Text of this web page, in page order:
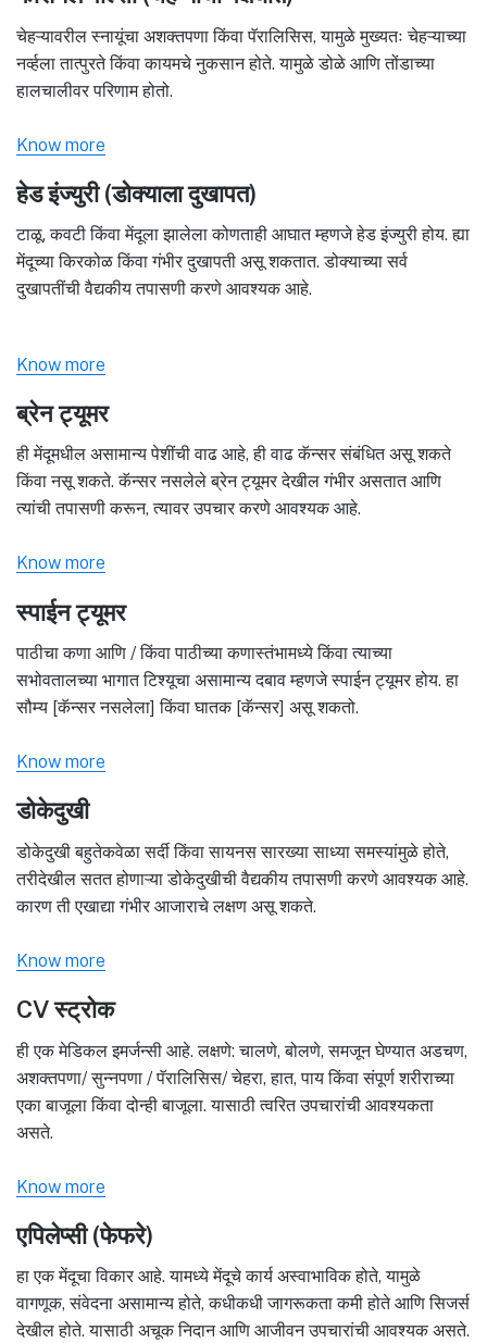
चेहऱ्यावरील स्नायूंचा अशक्तपणा किंवा पॅरालिसिस, यामुळे मुख्यतः चेहऱ्याच्या
नर्व्हला तात्पुरते किंवा कायमचे नुकसान होते. यामुळे डोळे आणि तोंडाच्या
हालचालीवर परिणाम होतो.
Know more
हेड इंज्युरी (डोक्याला दुखापत)
टाळू, कवटी किंवा मेंदूला झालेला कोणताही आघात म्हणजे हेड इंज्युरी होय. ह्या
मेंदूच्या किरकोळ किंवा गंभीर दुखापती असू शकतात. डोक्याच्या सर्व
दुखापतींची वैद्यकीय तपासणी करणे आवश्यक आहे.
Know more
ब्रेन ट्यूमर
ही मेंदूमधील असामान्य पेशींची वाढ आहे, ही वाढ कॅन्सर संबंधित असू शकते
किंवा नसू शकते. कॅन्सर नसलेले ब्रेन ट्यूमर देखील गंभीर असतात आणि
त्यांची तपासणी करून, त्यावर उपचार करणे आवश्यक आहे.
Know more
स्पाईन ट्यूमर
पाठीचा कणा आणि / किंवा पाठीच्या कणास्तंभामध्ये किंवा त्याच्या
सभोवतालच्या भागात टिश्यूचा असामान्य दबाव म्हणजे स्पाईन ट्यूमर होय. हा
सौम्य [कॅन्सर नसलेला] किंवा घातक [कॅन्सर] असू शकतो.
Know more
डोकेदुखी
डोकेदुखी बहुतेकवेळा सर्दी किंवा सायनस सारख्या साध्या समस्यांमुळे होते,
तरीदेखील सतत होणाऱ्या डोकेदुखीची वैद्यकीय तपासणी करणे आवश्यक आहे.
कारण ती एखाद्या गंभीर आजाराचे लक्षण असू शकते.
Know more
CV स्ट्रोक
ही एक मेडिकल इमर्जन्सी आहे. लक्षणे: चालणे, बोलणे, समजून घेण्यात अडचण,
अशक्तपणा/ सुन्नपणा / पॅरालिसिस/ चेहरा, हात, पाय किंवा संपूर्ण शरीराच्या
एका बाजूला किंवा दोन्ही बाजूला. यासाठी त्वरित उपचारांची आवश्यकता
असते.
Know more
एपिलेप्सी (फेफरे)
हा एक मेंदूचा विकार आहे. यामध्ये मेंदूचे कार्य अस्वाभाविक होते, यामुळे
वागणूक, संवेदना असामान्य होते, कधीकधी जागरूकता कमी होते आणि सिजर्स
देखील होते. यासाठी अचूक निदान आणि आजीवन उपचारांची आवश्यक असते.